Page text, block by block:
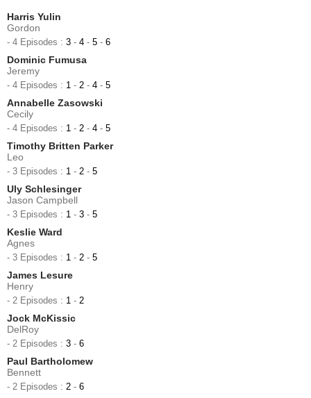
Harris Yulin
Gordon
- 4 Episodes : 3 - 4 - 5 - 6
Dominic Fumusa
Jeremy
- 4 Episodes : 1 - 2 - 4 - 5
Annabelle Zasowski
Cecily
- 4 Episodes : 1 - 2 - 4 - 5
Timothy Britten Parker
Leo
- 3 Episodes : 1 - 2 - 5
Uly Schlesinger
Jason Campbell
- 3 Episodes : 1 - 3 - 5
Keslie Ward
Agnes
- 3 Episodes : 1 - 2 - 5
James Lesure
Henry
- 2 Episodes : 1 - 2
Jock McKissic
DelRoy
- 2 Episodes : 3 - 6
Paul Bartholomew
Bennett
- 2 Episodes : 2 - 6